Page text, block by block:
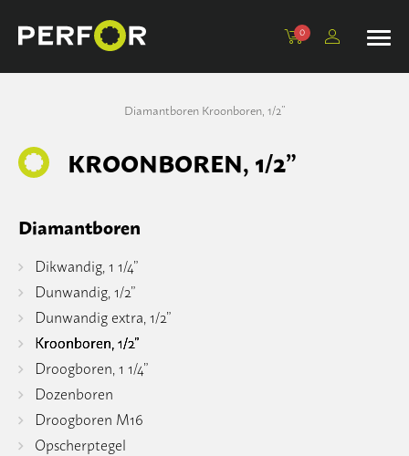
0
Diamantboren Kroonboren, 1/2”
KROONBOREN, 1/2”
Diamantboren
Dikwandig, 1 1/4”
Dunwandig, 1/2”
Dunwandig extra, 1/2”
Kroonboren, 1/2”
Droogboren, 1 1/4”
Dozenboren
Droogboren M16
Opscherptegel
Kroonboren, 1/2”
Dunwandig extra, 1/2”
Droogboren, 1 1/4”
Droogboren M16
Dozenboren
Opscherptegel
Adapters
Centreerpennen
Beton
Tegel
Sloop
PVC
Basic
Asfalt
Vloer
Komschijven
Polijstpads
Tegelboren
Tegelboorsets en accessoires
Machines
Statieven en toebehoren